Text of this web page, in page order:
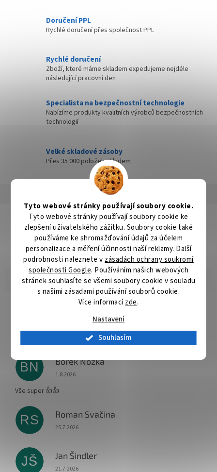
Tyto webové stránky používají soubory cookie.
Tyto webové stránky používají soubory cookie ke
zlepšení uživatelského zážitku. Soubory cookie také
používáme ke shromažďování údajů za účelem
personalizace a měření účinnosti naší reklamy. Další
podrobnosti naleznete v zásadách ochrany soukromí
společnosti Google. Používáním našich webových
stránek souhlasíte se všemi soubory cookie v souladu
s našimi zásadami používání souborů cookie.
Více informacízde.
Nastavení
Souhlasím
Doručení PPL
Rychlé doručení přes společnost PPL
Rychlé doručení
Zboží, které máme skladem expedujeme nejdéle
následující pracovní den
Specialista na bezpečnostní technologie
Nabízíme produkty kvalitních výrobců bezpečnostních
technologií
Velké skladové zásoby
Přes 35 000 položek skladem
Detailní popis produktu
Popis produktu není dostupný
Hodnocení obchodu je 5 z 5 hvězdiček.
BN Bořek Nožka
Hodnocení obchodu je 5 z 5 hvězdiček.
1.8.2026
Vše super 👍👍
RS Roman Svačina
Hodnocení obchodu je 5 z 5 hvězdiček.
25.7.2026
JŠ Jan Šindler
Hodnocení obchodu je 5 z 5 hvězdiček.
21.7.2026